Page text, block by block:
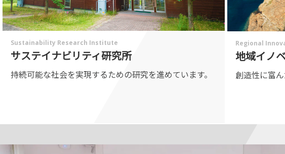
Sustainability Research Institute
サステイナビリティ研究所
持続可能な社会を実現するための研究を進めています。
Regional
地域イノ
創造性に富